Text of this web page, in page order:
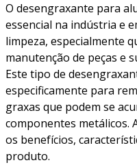
O desengraxante para
essencial na indústria e
limpeza, especialmente
manutenção de peças e
Este tipo de
especificamente para
graxas que podem se
componentes metálicos.
os benefícios,
produto.